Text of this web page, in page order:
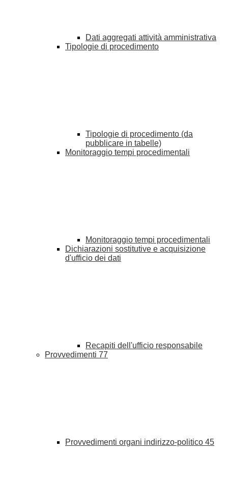
Dati aggregati attività amministrativa
Tipologie di procedimento
Tipologie di procedimento (da
pubblicare in tabelle)
Monitoraggio tempi procedimentali
Monitoraggio tempi procedimentali
Dichiarazioni sostitutive e acquisizione
d'ufficio dei dati
Recapiti dell'ufficio responsabile
Provvedimenti 77
Provvedimenti organi indirizzo-politico 45